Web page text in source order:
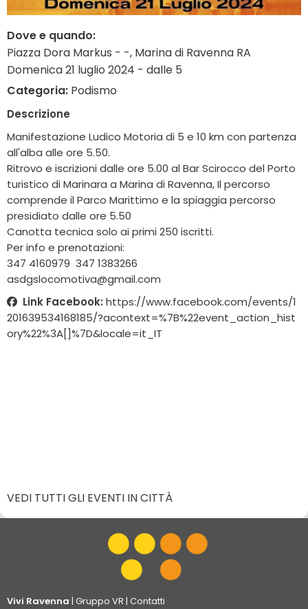
Dove e quando:
Piazza Dora Markus - -, Marina di Ravenna RA
Domenica 21 luglio 2024 - dalle 5
Categoria: Podismo
Descrizione
Manifestazione Ludico Motoria di 5 e 10 km con partenza
all'alba alle ore 5.50.
Ritrovo e iscrizioni dalle ore 5.00 al Bar Scirocco del Porto
turistico di Marinara a Marina di Ravenna, Il percorso
comprende il Parco Marittimo e la spiaggia percorso
presidiato dalle ore 5.50
Canotta tecnica solo ai primi 250 iscritti.
Per info e prenotazioni:
347 4160979 347 1383266
asdgslocomotiva@gmail.com
Link Facebook: https://www.facebook.com/events/1
201639534168185/?acontext=%7B%22event_action_hist
ory%22%3A[]%7D&locale=it_IT
VEDI TUTTI GLI EVENTI IN CITTÀ
Vivi Ravenna | Gruppo VR | Contatti